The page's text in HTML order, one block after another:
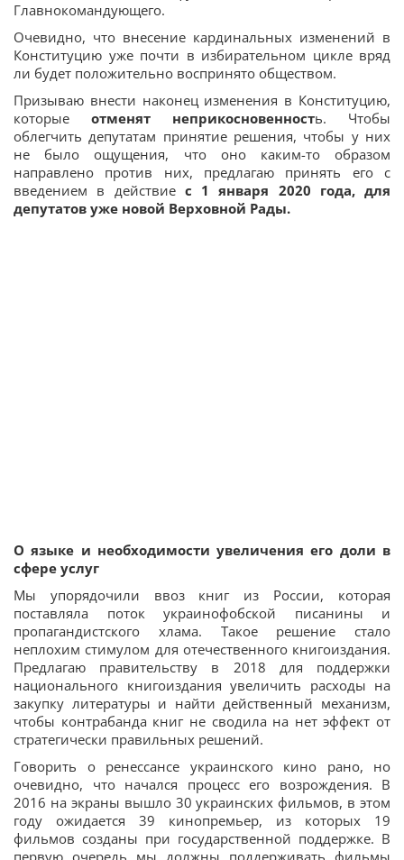
Главнокомандующего.
Очевидно, что внесение кардинальных изменений в
Конституцию уже почти в избирательном цикле вряд
ли будет положительно воспринято обществом.
Призываю внести наконец изменения в Конституцию,
которые отменят неприкосновенность. Чтобы
облегчить депутатам принятие решения, чтобы у них
не было ощущения, что оно каким-то образом
направлено против них, предлагаю принять его с
введением в действие с 1 января 2020 года, для
депутатов уже новой Верховной Рады.
О языке и необходимости увеличения его доли в
сфере услуг
Мы упорядочили ввоз книг из России, которая
поставляла поток украинофобской писанины и
пропагандистского хлама. Такое решение стало
неплохим стимулом для отечественного книгоиздания.
Предлагаю правительству в 2018 для поддержки
национального книгоиздания увеличить расходы на
закупку литературы и найти действенный механизм,
чтобы контрабанда книг не сводила на нет эффект от
стратегически правильных решений.
Говорить о ренессансе украинского кино рано, но
очевидно, что начался процесс его возрождения. В
2016 на экраны вышло 30 украинских фильмов, в этом
году ожидается 39 кинопремьер, из которых 19
фильмов созданы при государственной поддержке. В
первую очередь мы должны поддерживать фильмы